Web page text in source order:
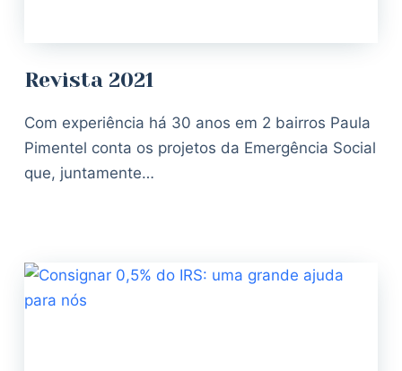
Revista 2021
Com experiência há 30 anos em 2 bairros Paula
Pimentel conta os projetos da Emergência Social
que, juntamente…